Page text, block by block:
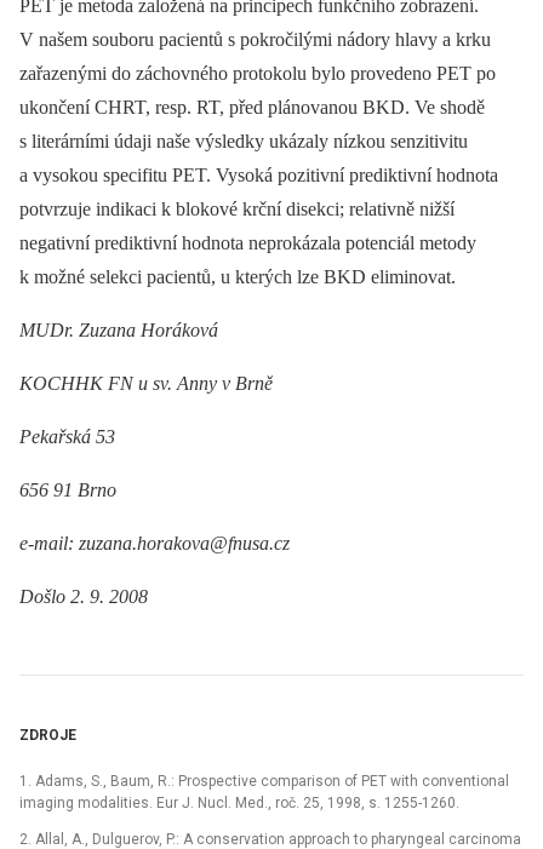
PET je metoda založená na principech funkčního zobrazení.
V našem souboru pacientů s pokročilými nádory hlavy a krku
zařazenými do záchovného protokolu bylo provedeno PET po
ukončení CHRT, resp. RT, před plánovanou BKD. Ve shodě
s literárními údaji naše výsledky ukázaly nízkou senzitivitu
a vysokou specifitu PET. Vysoká pozitivní prediktivní hodnota
potvrzuje indikaci k blokové krční disekci; relativně nižší
negativní prediktivní hodnota neprokázala potenciál metody
k možné selekci pacientů, u kterých lze BKD eliminovat.
MUDr. Zuzana Horáková
KOCHHK FN u sv. Anny v Brně
Pekařská 53
656 91 Brno
e-mail: zuzana.horakova@fnusa.cz
Došlo 2. 9. 2008
ZDROJE
1. Adams, S., Baum, R.: Prospective comparison of PET with conventional
imaging modalities. Eur J. Nucl. Med., roč. 25, 1998, s. 1255-1260.
2. Allal, A., Dulguerov, P.: A conservation approach to pharyngeal carcinoma